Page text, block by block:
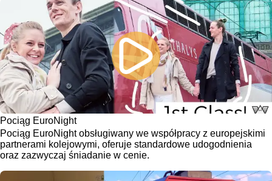
Pociąg EuroNight
Pociąg EuroNight obsługiwany we współpracy z europejskimi
partnerami kolejowymi, oferuje standardowe udogodnienia
oraz zazwyczaj śniadanie w cenie.